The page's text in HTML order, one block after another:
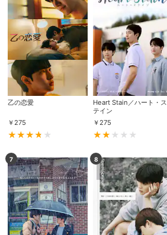
乙の恋愛
￥ 275
Heart Stain／ハート・ス
テイン
￥ 275
7 8